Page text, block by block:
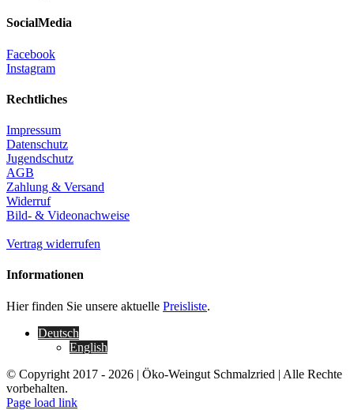
SocialMedia
Facebook
Instagram
Rechtliches
Impressum
Datenschutz
Jugendschutz
AGB
Zahlung & Versand
Widerruf
Bild- & Videonachweise
Vertrag widerrufen
Informationen
Hier finden Sie unsere aktuelle Preisliste.
Deutsch
English
© Copyright 2017 - 2026 | Öko-Weingut Schmalzried | Alle Rechte
vorbehalten.
Facebook
Instagram
Page load link